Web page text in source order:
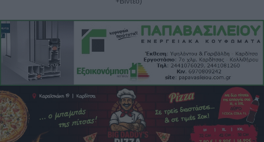
Επικοινωνία με το
KarditsaLive.Net